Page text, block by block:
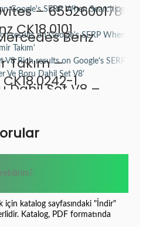
– 6552600178
CK18.0101Benz
Takım –
1
Dahil Set V8 –
için katalog sayfasındaki "İndir"
Katalog, PDF formatında